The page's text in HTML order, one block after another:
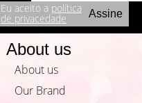
Eu aceito a política
de privacedade
About us
About us
Our Brand